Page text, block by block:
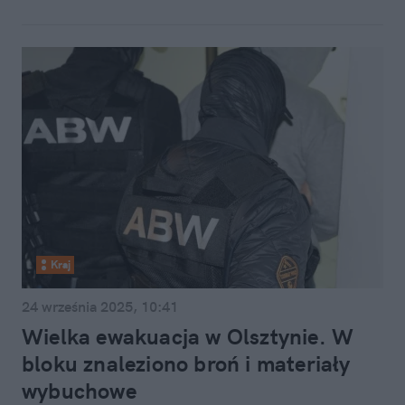
Kraj
24 września 2025, 10:41
Wielka ewakuacja w Olsztynie. W
bloku znaleziono broń i materiały
wybuchowe